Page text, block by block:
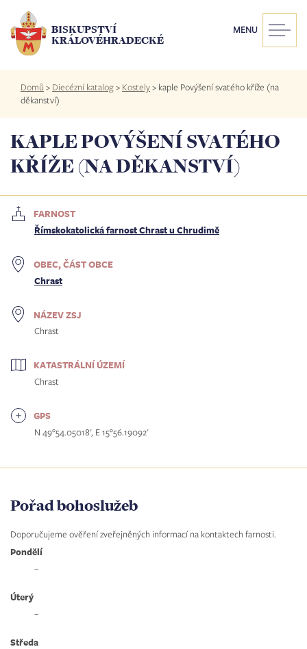
hlavnímu
obsahu
BISKUPSTVÍ
KRÁLOVÉHRADECKÉ
MENU
Drobečková
navigace
Domů > Diecézní katalog> Kostely> kaple Povýšení svatého kříže (na
děkanství)
KAPLE POVÝŠENÍ SVATÉHO
KŘÍŽE (NA DĚKANSTVÍ)
FARNOST
Římskokatolická farnost Chrast u Chrudimě
OBEC, ČÁST OBCE
Chrast
NÁZEV ZSJ
Chrast
KATASTRÁLNÍ ÚZEMÍ
Chrast
GPS
N 49°54.05018', E 15°56.19092'
Pořad bohoslužeb
Doporučujeme ověření zveřejněných informací na kontaktech farnosti.
Pondělí
–
Úterý
–
Středa